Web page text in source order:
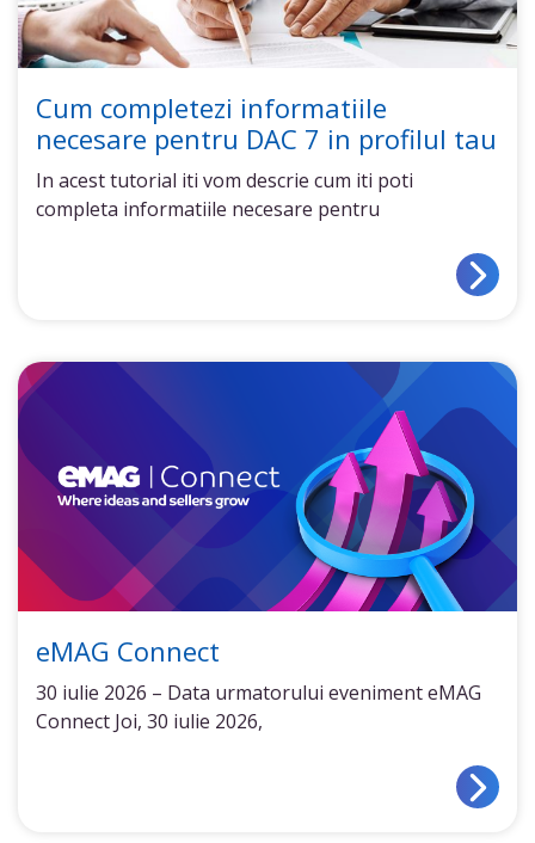
Cum completezi informatiile
necesare pentru DAC 7 in profilul tau
In acest tutorial iti vom descrie cum iti poti
completa informatiile necesare pentru
eMAG Connect
30 iulie 2026 – Data urmatorului eveniment eMAG
Connect Joi, 30 iulie 2026,